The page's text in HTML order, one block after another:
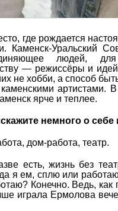
где рождается
Каменск-Уральский
людей,
— режиссёры и
не хобби, а способ
артистами.
ярче и теплее.
немного о себе
дом-работа, театр.
есть, жизнь без
я ем, сплю или
Конечно. Ведь,
играла Ермолова